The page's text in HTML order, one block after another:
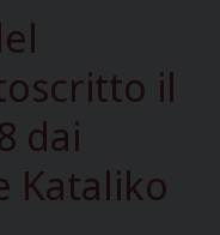
il
dai
Kataliko